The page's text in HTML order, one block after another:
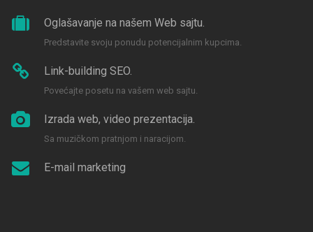
Oglašavanje na našem Web sajtu.
Predstavite svoju ponudu potencijalnim kupcima.
Link-building SEO.
Povećajte posetu na vašem web sajtu.
Izrada web, video prezentacija.
Sa muzičkom pratnjom i naracijom.
E-mail marketing